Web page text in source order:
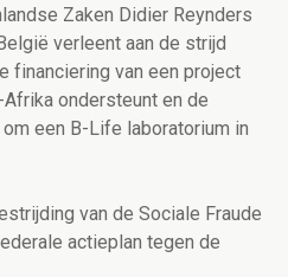
Zaken Didier Reynders
verleent aan de strijd
financiering van een project
ondersteunt en de
een B-Life laboratorium in
van de Sociale Fraude
actieplan tegen de